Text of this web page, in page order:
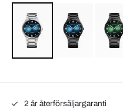
2 år återförsäljargaranti